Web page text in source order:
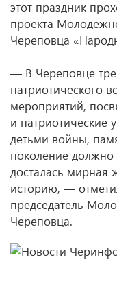
этот праздник
проекта
Череповца
— В Череповце
патриотического
мероприятий,
и патриотические
детьми войны,
поколение должно
досталась мирная
историю, —
председатель
Череповца.